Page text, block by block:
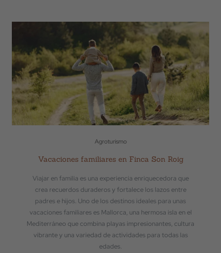
Agroturismo
Vacaciones familiares en Finca Son Roig
Viajar en familia es una experiencia enriquecedora que
crea recuerdos duraderos y fortalece los lazos entre
padres e hijos. Uno de los destinos ideales para unas
vacaciones familiares es Mallorca, una hermosa isla en el
Mediterráneo que combina playas impresionantes, cultura
vibrante y una variedad de actividades para todas las
edades.